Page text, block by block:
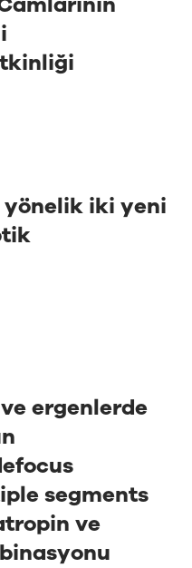
iki yeni
ergenlerde
segments
ve